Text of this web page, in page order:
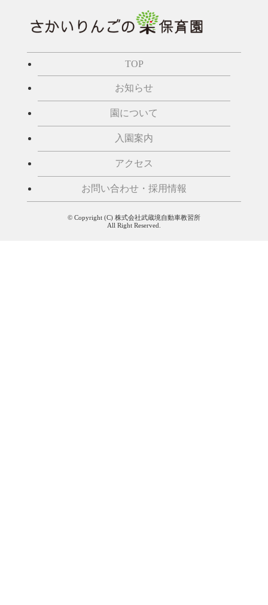
TOP
お知らせ
園について
入園案内
アクセス
お問い合わせ・採用情報
© Copyright (C) 株式会社武蔵境自動車教習所
All Right Reserved.